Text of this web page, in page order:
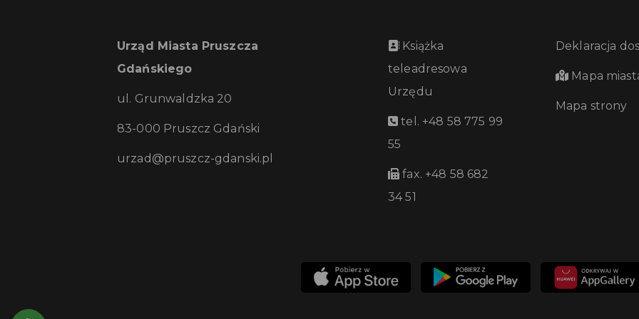
Urząd Miasta Pruszcza
Gdańskiego
ul. Grunwaldzka 20
83-000 Pruszcz Gdański
urzad@pruszcz-gdanski.pl
Książka
teleadresowa
Urzędu
tel. +48 58 775 99
55
fax. +48 58 682
34 51
Deklaracja
Mapa
Mapa strony